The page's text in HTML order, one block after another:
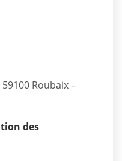
Roubaix –
des